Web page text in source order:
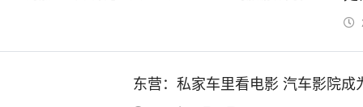
东营：私家车里看电影 汽车影院成